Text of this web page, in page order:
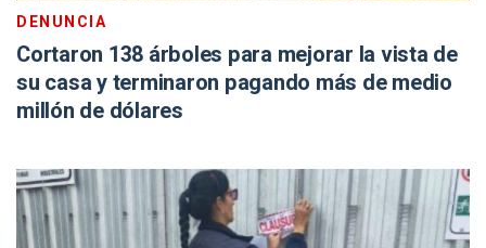
DENUNCIA
Cortaron 138 árboles para mejorar la vista de
su casa y terminaron pagando más de medio
millón de dólares